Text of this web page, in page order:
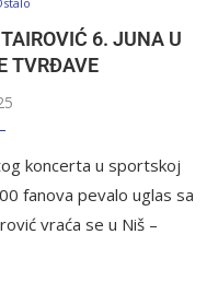
6. JUNA U
TVRĐAVE
koncerta u sportskoj
fanova pevalo uglas sa
vraća se u Niš –